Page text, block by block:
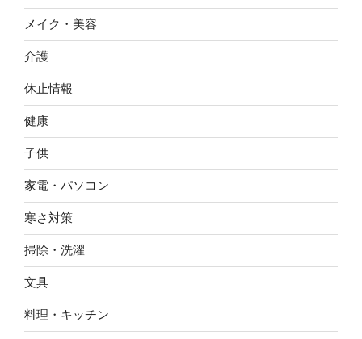
メイク・美容
介護
休止情報
健康
子供
家電・パソコン
寒さ対策
掃除・洗濯
文具
料理・キッチン